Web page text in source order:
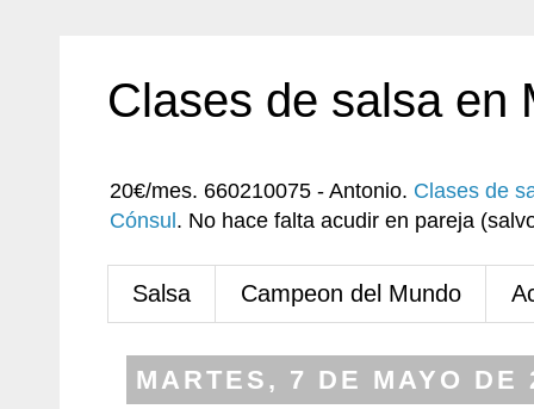
Clases de salsa en
20€/mes. 660210075 - Antonio. Clases de
Cónsul . No hace falta acudir en pareja
Salsa Campeon del Mundo
MARTES, 7 DE MAYO DE